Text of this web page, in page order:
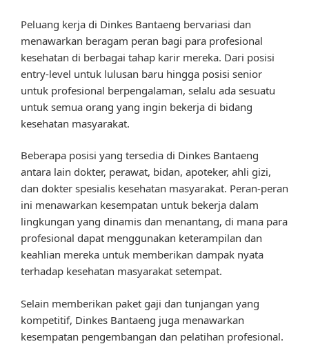
Peluang kerja di Dinkes Bantaeng bervariasi dan
menawarkan beragam peran bagi para profesional
kesehatan di berbagai tahap karir mereka. Dari posisi
entry-level untuk lulusan baru hingga posisi senior
untuk profesional berpengalaman, selalu ada sesuatu
untuk semua orang yang ingin bekerja di bidang
kesehatan masyarakat.
Beberapa posisi yang tersedia di Dinkes Bantaeng
antara lain dokter, perawat, bidan, apoteker, ahli gizi,
dan dokter spesialis kesehatan masyarakat. Peran-peran
ini menawarkan kesempatan untuk bekerja dalam
lingkungan yang dinamis dan menantang, di mana para
profesional dapat menggunakan keterampilan dan
keahlian mereka untuk memberikan dampak nyata
terhadap kesehatan masyarakat setempat.
Selain memberikan paket gaji dan tunjangan yang
kompetitif, Dinkes Bantaeng juga menawarkan
kesempatan pengembangan dan pelatihan profesional.